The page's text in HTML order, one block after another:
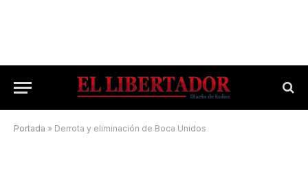
Portada » Derrota y eliminación de Boca Unidos